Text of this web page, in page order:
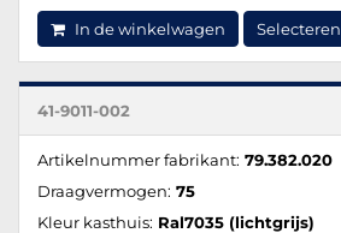
In de winkelwagen Selecteren
41-9011-002
Artikelnummer fabrikant: 79.382.020
Draagvermogen: 75
Kleur kasthuis: Ral7035 (lichtgrijs)